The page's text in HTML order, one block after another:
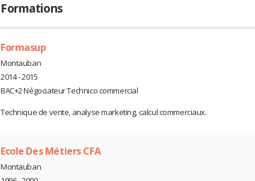
Formations
Formasup
Montauban
2014 - 2015
BAC+2 Négociateur Technico commercial
Technique de vente, analyse marketing, calcul commerciaux.
Ecole Des Métiers CFA
Montauban